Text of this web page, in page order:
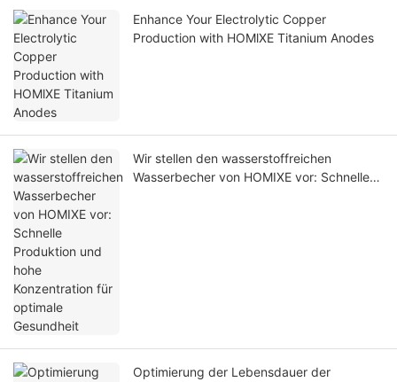
Enhance Your Electrolytic Copper
Production with HOMlXE Titanium Anodes
Wir stellen den wasserstoffreichen
Wasserbecher von HOMIXE vor: Schnelle
Optimierung der Lebensdauer der